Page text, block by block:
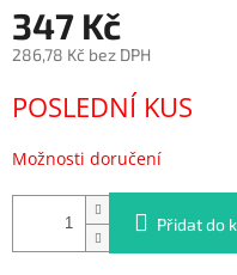
347 Kč
286,78 Kč bez DPH
cena:
POSLEDNÍ KUS
Možnosti doručení
Přidat do